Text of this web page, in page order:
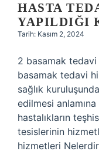
HASTA
YAPILDIĞI
Tarih: Kasım 2, 2024
2 basamak
basamak tedavi
sağlık
edilmesi
hastalıkların
tesislerinin
hizmetleri